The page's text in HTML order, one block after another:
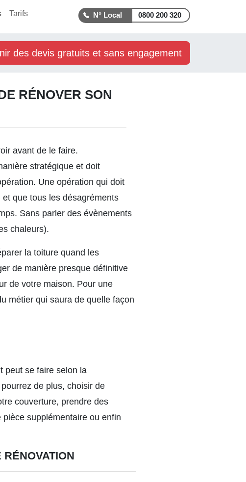
Tarifs 0800 200 320
des devis gratuits et sans engagement
RÉNOVER SON
avant de le faire.
stratégique et doit
Une opération qui doit
que tous les désagréments
Sans parler des évènements
chaleurs).
la toiture quand les
de manière presque définitive
de votre maison. Pour une
métier qui saura de quelle façon
peut se faire selon la
de plus, choisir de
couverture, prendre des
pièce supplémentaire ou enfin